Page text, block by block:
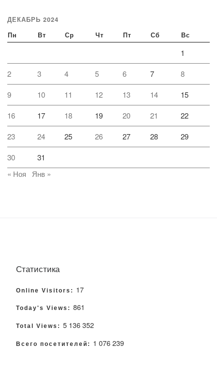
ДЕКАБРЬ 2024
Пн Вт Ср Чт Пт Сб Вс
1
2 3 4 5 6 7 8
9 10 11 12 13 14 15
16 17 18 19 20 21 22
23 24 25 26 27 28 29
30
31
« Ноя
Янв »
Статистика
Online Visitors: 17
Today's Views: 861
Total Views: 5 136 352
Всего посетителей: 1 076 239